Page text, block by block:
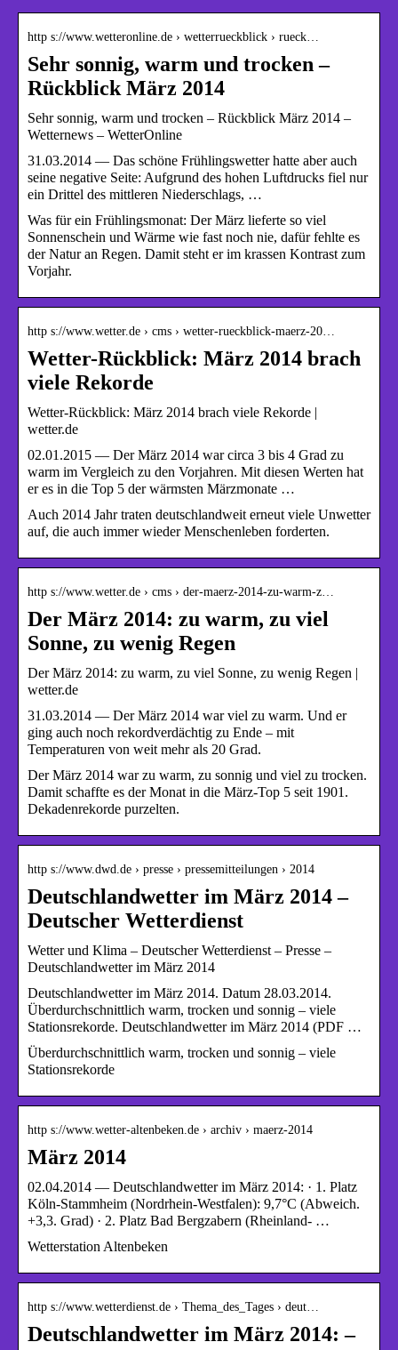
http s://www.wetteronline.de › wetterrueckblick › rueck…
Sehr sonnig, warm und trocken –
Rückblick März 2014
Sehr sonnig, warm und trocken – Rückblick März 2014 –
Wetternews – WetterOnline
31.03.2014 — Das schöne Frühlingswetter hatte aber auch
seine negative Seite: Aufgrund des hohen Luftdrucks fiel nur
ein Drittel des mittleren Niederschlags, …
Was für ein Frühlingsmonat: Der März lieferte so viel
Sonnenschein und Wärme wie fast noch nie, dafür fehlte es
der Natur an Regen. Damit steht er im krassen Kontrast zum
Vorjahr.
http s://www.wetter.de › cms › wetter-rueckblick-maerz-20…
Wetter-Rückblick: März 2014 brach
viele Rekorde
Wetter-Rückblick: März 2014 brach viele Rekorde |
wetter.de
02.01.2015 — Der März 2014 war circa 3 bis 4 Grad zu
warm im Vergleich zu den Vorjahren. Mit diesen Werten hat
er es in die Top 5 der wärmsten Märzmonate …
Auch 2014 Jahr traten deutschlandweit erneut viele Unwetter
auf, die auch immer wieder Menschenleben forderten.
http s://www.wetter.de › cms › der-maerz-2014-zu-warm-z…
Der März 2014: zu warm, zu viel
Sonne, zu wenig Regen
Der März 2014: zu warm, zu viel Sonne, zu wenig Regen |
wetter.de
31.03.2014 — Der März 2014 war viel zu warm. Und er
ging auch noch rekordverdächtig zu Ende – mit
Temperaturen von weit mehr als 20 Grad.
Der März 2014 war zu warm, zu sonnig und viel zu trocken.
Damit schaffte es der Monat in die März-Top 5 seit 1901.
Dekadenrekorde purzelten.
http s://www.dwd.de › presse › pressemitteilungen › 2014
Deutschlandwetter im März 2014 –
Deutscher Wetterdienst
Wetter und Klima – Deutscher Wetterdienst – Presse –
Deutschlandwetter im März 2014
Deutschlandwetter im März 2014. Datum 28.03.2014.
Überdurchschnittlich warm, trocken und sonnig – viele
Stationsrekorde. Deutschlandwetter im März 2014 (PDF …
Überdurchschnittlich warm, trocken und sonnig – viele
Stationsrekorde
http s://www.wetter-altenbeken.de › archiv › maerz-2014
März 2014
02.04.2014 — Deutschlandwetter im März 2014: · 1. Platz
Köln-Stammheim (Nordrhein-Westfalen): 9,7°C (Abweich.
+3,3. Grad) · 2. Platz Bad Bergzabern (Rheinland- …
Wetterstation Altenbeken
http s://www.wetterdienst.de › Thema_des_Tages › deut…
Deutschlandwetter im März 2014: –